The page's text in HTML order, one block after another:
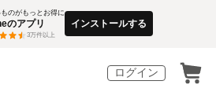
ものがもっとお得に
のアプリ
3万件以上
インストールする
ログイン